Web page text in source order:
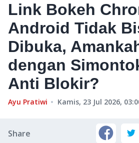
Link Bokeh
Android Tidak
Dibuka,
dengan
Anti Blokir?
Ayu Pratiwi Kamis, 23 Jul 2026,
Share